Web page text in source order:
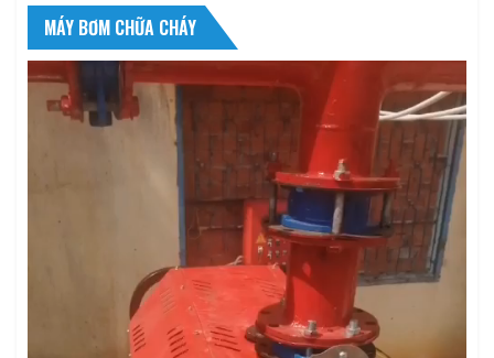
MÁY BƠM CHỮA CHÁY
Trình
chơi